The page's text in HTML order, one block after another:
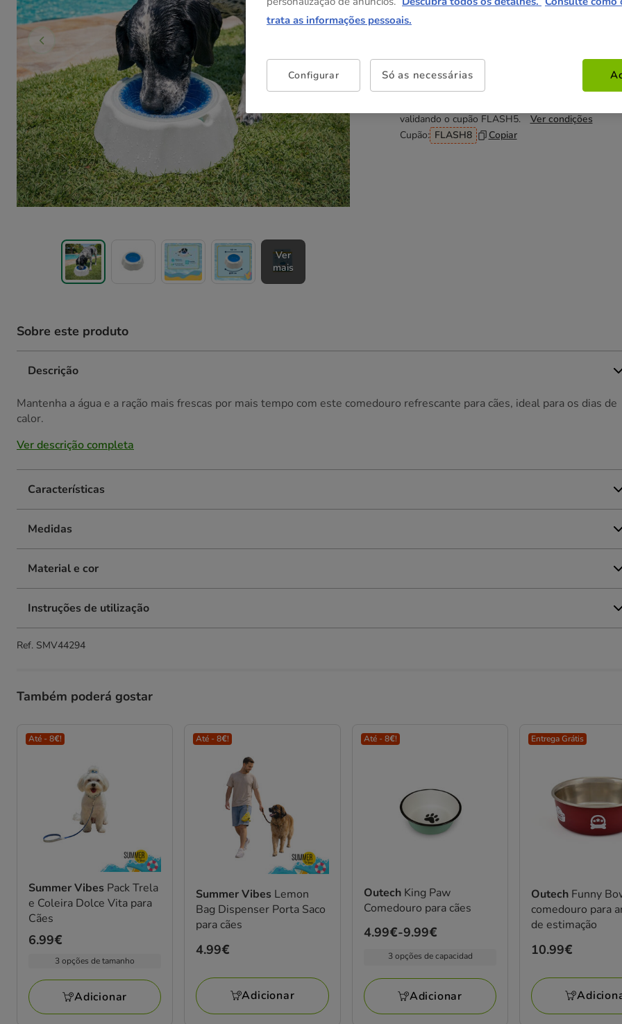
Ver
mais
Obtenha 8€ de desconto na sua compra
validando o cupão FLASH5.
Ver condições
Cupão: FLASH8 Copiar
Sobre este produto
Descrição
Mantenha a água e a ração mais frescas por mais tempo com este comedouro refrescante para cães, ideal para os dias de
calor.
Ver descrição completa
Características
Medidas
Material e cor
Instruções de utilização
Ref. SMV44294
Também poderá gostar
Até - 8€!
Summer Vibes Pack Trela
e Coleira Dolce Vita para
Cães
Preço
6.99€
6.99€
3 opções de tamanho
Adicionar
Até - 8€!
Summer Vibes Lemon
Bag Dispenser Porta Saco
para cães
Preço
4.99€
Adicionar
Até - 8€!
Outech King Paw
Comedouro para cães
Preço
a
9.99€
4.99€-9.99€
3 opções de capacidad
Adicionar
Entrega Grátis
Outech Funny
comedouro para
de estimação
Preço
10.99€
trata as informações pessoais.
Configurar Só as necessárias